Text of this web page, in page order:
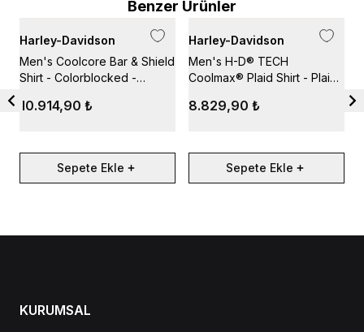
Benzer Ürünler
Harley-Davidson
Men's Coolcore Bar & Shield
Shirt - Colorblocked -
10.914,90 ₺
Sepete Ekle
Harley-Davidson
Men's H-D® TECH
Coolmax® Plaid Shirt - Plaid
8.829,90 ₺
Sepete Ekle
KURUMSAL